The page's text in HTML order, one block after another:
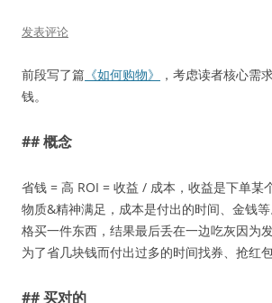
发表评论
前段写了篇 《如何购物》
，考虑读者核心需
钱。
## 概念
省钱 = 高 ROI = 收益 / 成本，收益是下单某
物质&精神满足，成本是付出的时间、金钱
格买一件东西，结果最后丢在一边吃灰因为
为了省几块钱而付出过多的时间找券、抢红包
## 买对的